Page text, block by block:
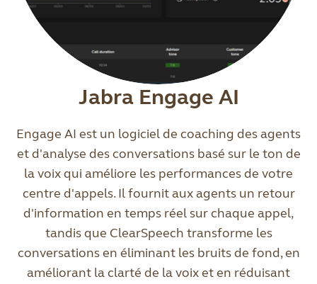
Jabra Engage AI
Engage AI est un logiciel de coaching des agents
et d'analyse des conversations basé sur le ton de
la voix qui améliore les performances de votre
centre d'appels. Il fournit aux agents un retour
d'information en temps réel sur chaque appel,
tandis que ClearSpeech transforme les
conversations en éliminant les bruits de fond, en
améliorant la clarté de la voix et en réduisant